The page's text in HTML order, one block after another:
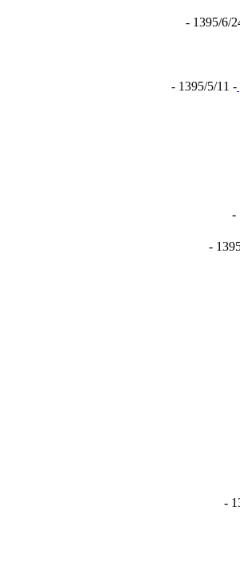
- 1395/5/11 -